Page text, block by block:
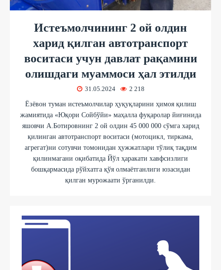
Истеъмолчининг 2 ой олдин
харид қилган автотранспорт
воситаси учун давлат рақамини
олишдаги муаммоси ҳал этилди
31.05.2024 2 218
Ёзёвон туман истеъмолчилар ҳуқуқларини ҳимоя қилиш
жамиятида «Юқори Сойбўйи» маҳалла фуқаролар йиғинида
яшовчи А.Ботировнинг 2 ой олдин 45 000 000 сўмга харид
қилинган автотранспорт воситаси (мотоцикл, тиркама,
агрегат)ни сотувчи томонидан ҳужжатлари тўлиқ тақдим
қилинмагани оқибатида Йўл ҳаракати хавфсизлиги
бошқармасида рўйхатга қўя олмаётганлиги юзасидан
қилган мурожаати ўрганилди.